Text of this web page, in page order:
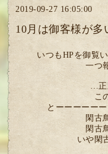
2019-09-27 16:05:00
10月は御客様が多
いつもHPを御覧
一つ
…
こ
とーーーーー
閑古
閑古
いや閑